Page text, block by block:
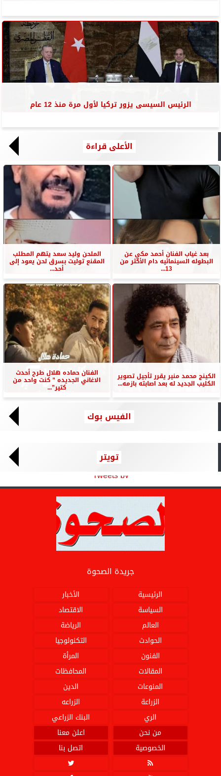
الرئيس السيسى يزور تركيا لأول مرة منذ 12 عام
الأعلى قراءة
بعد غياب الفنان أحمد مكي عن
البطوله السينمائيه دام الأكثر من
13...
الملحن وليد سعد يتهم المطلب
المقنع توليت بسرق لحن يعود إلى
أحد...
الكينج محمد منير يقرر تأجيل تصوير
الكليب الجديد له بعد اصابته بازمه...
الفنان حماده هلال طرح أحدث
الاغاني الجديده ” كنت واحد من
كتير”...
الفيس بوك
تويتر
Tweets by
جريدة الصحوة
الرئيسية
الأخبار
السياسة
الاقتصاد
العالم
الرياضة
الحوادث
التكنولوجيا
الفنون
المرأة
المقالات
المحافظات
المنوعات
الدين
الزراعة
الزراعه
الري
البنك الزراعي
من نحن
اعلن معنا
الخصوصية
اتصل بنا

